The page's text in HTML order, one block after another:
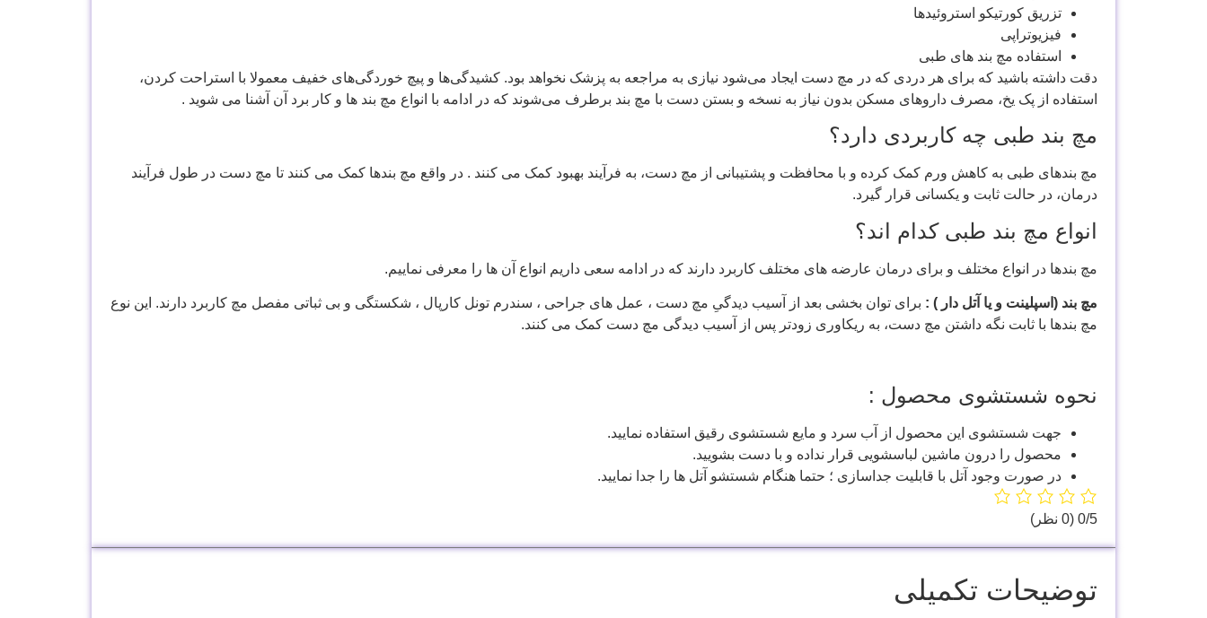
تزریق کورتیکو استروئیدها
فیزیوتراپی
استفاده مچ بند های طبی
دقت داشته باشید که برای هر دردی که در مچ دست ایجاد می‌شود نیازی به مراجعه به پزشک نخواهد بود. کشیدگی‌ها و پیچ خوردگی‌های خفیف معمولا با استراحت کردن،
استفاده از پک یخ، مصرف داروهای مسکن بدون نیاز به نسخه و بستن دست با مچ بند برطرف می‌شوند که در ادامه با انواع مچ بند ها و کار برد آن آشنا می شوید .
مچ بند طبی چه کاربردی دارد؟
مچ بندهای طبی به کاهش ورم کمک کرده و با محافظت و پشتیبانی از مچ دست، به فرآیند بهبود کمک می کنند . در واقع مچ بندها کمک می کنند تا مچ دست در طول فرآیند
درمان، در حالت ثابت و یکسانی قرار گیرد.
انواع مچ بند طبی کدام اند؟
مچ بندها در انواع مختلف و برای درمان عارضه های مختلف کاربرد دارند که در ادامه سعی داریم انواع آن ها را معرفی نماییم.
مچ بند (اسپلینت و یا آتل دار ) : برای توان بخشی بعد از آسیب دیدگیِ مچ دست ، عمل های جراحی ، سندرم تونل کارپال ، شکستگی و بی ثباتی مفصل مچ کاربرد دارند. این نوع
مچ بندها با ثابت نگه داشتن مچ دست، به ریکاوری زودتر پس از آسیب دیدگی مچ دست کمک می کنند.
نحوه شستشوی محصول :
جهت شستشوی این محصول از آب سرد و مایع شستشوی رقیق استفاده نمایید.
محصول را درون ماشین لباسشویی قرار نداده و با دست بشویید.
در صورت وجود آتل با قابلیت جداسازی ؛ حتما هنگام شستشو آتل ها را جدا نمایید.
‫0/5 ‫(0 نظر)
توضیحات تکمیلی